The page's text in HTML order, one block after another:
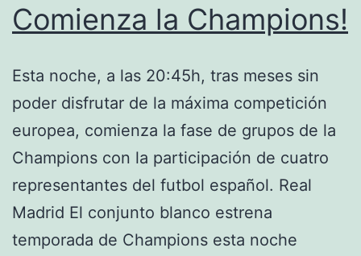
Comienza la Champions!
Esta noche, a las 20:45h, tras meses sin
poder disfrutar de la máxima competición
europea, comienza la fase de grupos de la
Champions con la participación de cuatro
representantes del futbol español. Real
Madrid El conjunto blanco estrena
temporada de Champions esta noche